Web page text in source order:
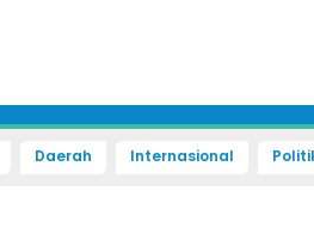
Daerah Internasional